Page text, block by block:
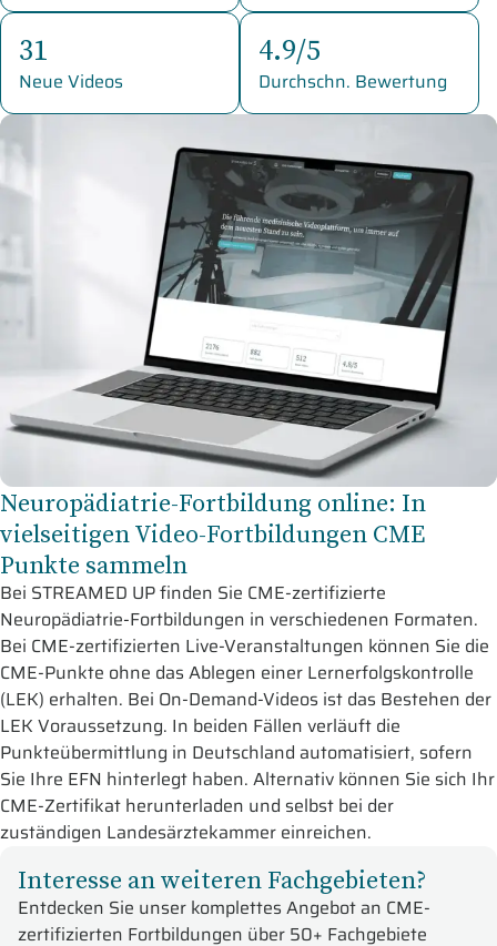
31
Neue Videos
4.9/5
Durchschn. Bewertung
Neuropädiatrie-Fortbildung online: In
vielseitigen Video-Fortbildungen CME
Punkte sammeln
Bei STREAMED UP finden Sie CME-zertifizierte
Neuropädiatrie-Fortbildungen in verschiedenen Formaten.
Bei CME-zertifizierten Live-Veranstaltungen können Sie die
CME-Punkte ohne das Ablegen einer Lernerfolgskontrolle
(LEK) erhalten. Bei On-Demand-Videos ist das Bestehen der
LEK Voraussetzung. In beiden Fällen verläuft die
Punkteübermittlung in Deutschland automatisiert, sofern
Sie Ihre EFN hinterlegt haben. Alternativ können Sie sich Ihr
CME-Zertifikat herunterladen und selbst bei der
zuständigen Landesärztekammer einreichen.
Interesse an weiteren Fachgebieten?
Entdecken Sie unser komplettes Angebot an CME-
zertifizierten Fortbildungen über 50+ Fachgebiete